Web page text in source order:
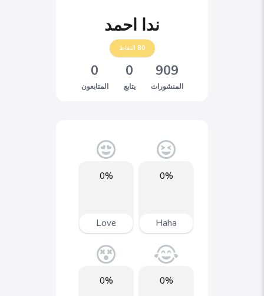
ندا احمد
80 النقاط
909
المنشورات
0
يتابع
0
المتابعون
0%
Haha
0%
Love
0%
0%